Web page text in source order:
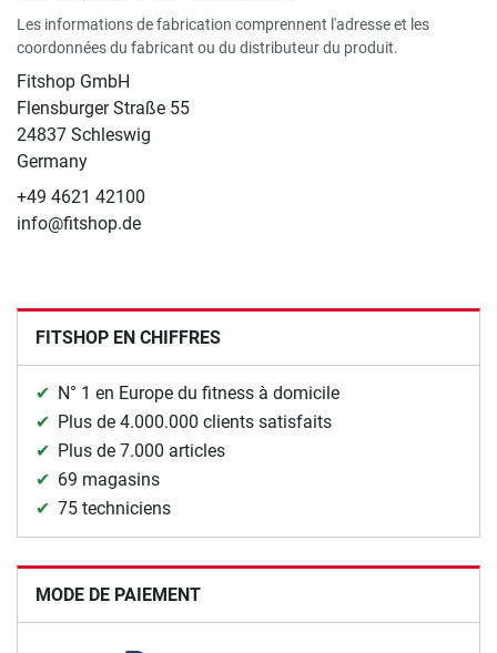
Les informations de fabrication comprennent l'adresse et les
coordonnées du fabricant ou du distributeur du produit.
Fitshop GmbH
Flensburger Straße 55
24837 Schleswig
Germany
+49 4621 42100
info@fitshop.de
FITSHOP EN CHIFFRES
N° 1 en Europe du fitness à domicile
Plus de 4.000.000 clients satisfaits
Plus de 7.000 articles
69 magasins
75 techniciens
MODE DE PAIEMENT